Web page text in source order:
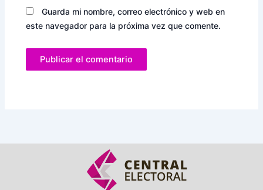
Guarda mi nombre, correo electrónico y web en
este navegador para la próxima vez que comente.